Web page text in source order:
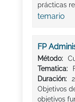
prácticas
temario
FP
Método:
Tematica:
Duración:
Objetivos
objetivos